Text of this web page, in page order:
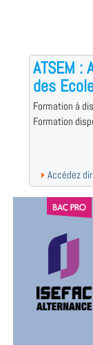
ATSEM :
des
Formation à
Formation
Accédez